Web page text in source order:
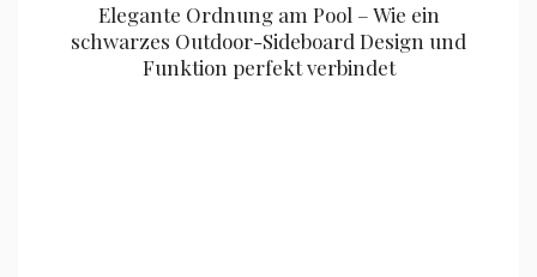
Elegante Ordnung am Pool – Wie ein
schwarzes Outdoor-Sideboard Design und
Funktion perfekt verbindet